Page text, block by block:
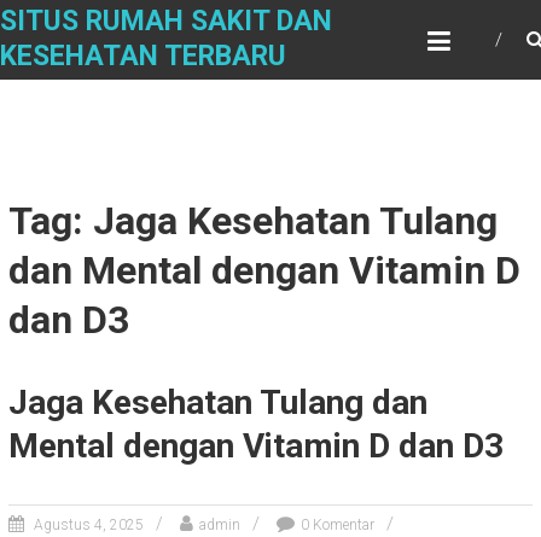
Skip
content
SITUS RUMAH SAKIT DAN
KESEHATAN TERBARU
Tag: Jaga Kesehatan Tulang
dan Mental dengan Vitamin D
dan D3
Jaga Kesehatan Tulang dan
Mental dengan Vitamin D dan D3
Agustus 4, 2025 admin 0 Komentar